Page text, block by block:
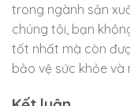
trong ngành sản
chúng tôi, bạn
tốt nhất mà còn
bảo vệ sức khỏe và